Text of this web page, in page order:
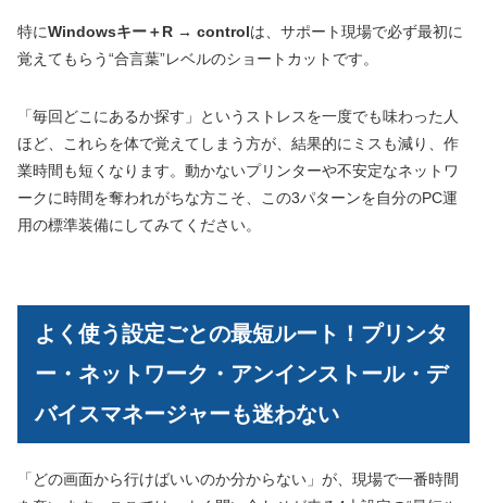
特にWindowsキー＋R → controlは、サポート現場で必ず最初に
覚えてもらう“合言葉”レベルのショートカットです。
「毎回どこにあるか探す」というストレスを一度でも味わった人
ほど、これらを体で覚えてしまう方が、結果的にミスも減り、作
業時間も短くなります。動かないプリンターや不安定なネットワ
ークに時間を奪われがちな方こそ、この3パターンを自分のPC運
用の標準装備にしてみてください。
よく使う設定ごとの最短ルート！プリンタ
ー・ネットワーク・アンインストール・デ
バイスマネージャーも迷わない
「どの画面から行けばいいのか分からない」が、現場で一番時間